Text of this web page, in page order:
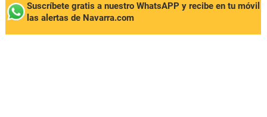
Suscríbete gratis a nuestro WhatsAPP y recibe en tu móvil
las alertas de Navarra.com